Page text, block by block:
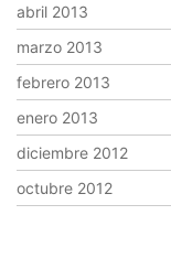
abril 2013
marzo 2013
febrero 2013
enero 2013
diciembre 2012
octubre 2012